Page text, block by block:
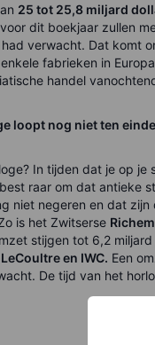
25 tot 25,8 miljard
dit boekjaar zullen
verwacht. Dat komt
fabrieken in
handel
loopt nog niet ten einde
In tijden dat je op
raar om dat antieke
niet negeren en dat
is het Zwitserse
stijgen tot 6,2
en IWC. Een
De tijd van het